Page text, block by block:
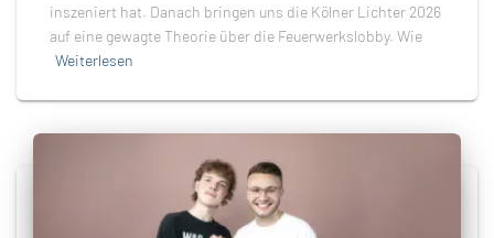
inszeniert hat. Danach bringen uns die Kölner Lichter 2026
auf eine gewagte Theorie über die Feuerwerkslobby. Wie
Weiterlesen